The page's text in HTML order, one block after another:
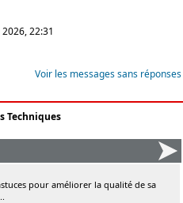
22:31
Voir les messages sans réponses
Techniques
pour améliorer la qualité de sa